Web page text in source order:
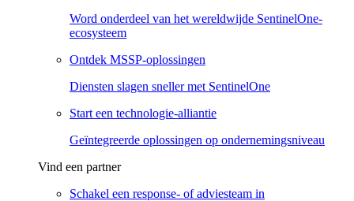
Word onderdeel van het wereldwijde SentinelOne-
ecosysteem
Ontdek MSSP-oplossingen
Diensten slagen sneller met SentinelOne
Start een technologie-alliantie
Geïntegreerde oplossingen op ondernemingsniveau
Vind een partner
Schakel een response- of adviesteam in